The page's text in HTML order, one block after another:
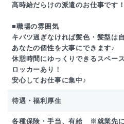
高時給だらけの派遣のお仕事です！
■職場の雰囲気
キバツ過ぎなければ髪色・髪型は
あなたの個性を大事にできます♪
休憩時間にゆっくりできるスペー
ロッカーあり！
安心してお仕事に集中♪
待遇・福利厚生
各種保険・手当、有給 ※就業先